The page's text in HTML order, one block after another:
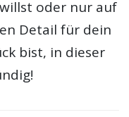
oder nur auf
Detail für dein
bist, in dieser